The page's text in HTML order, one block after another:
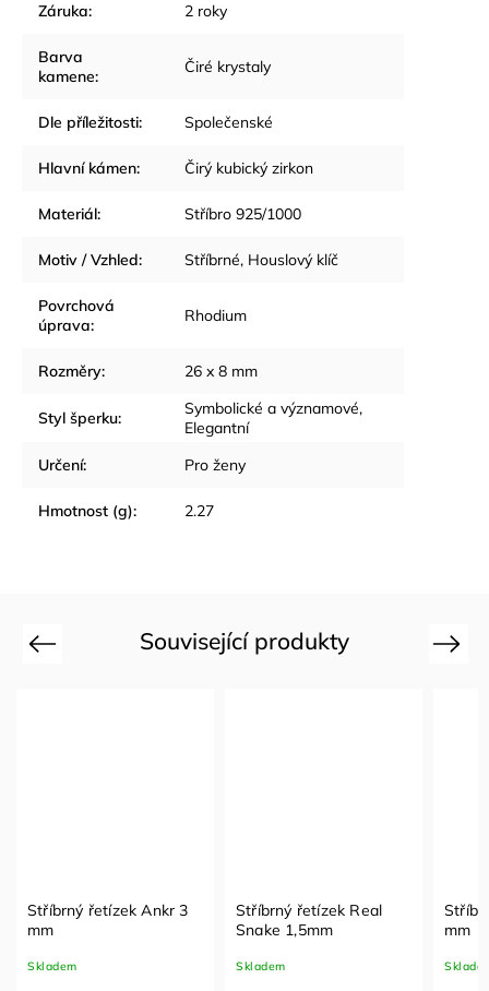
Záruka: 2 roky
Barva
kamene: Čiré krystaly
Dle příležitosti: Společenské
Hlavní kámen: Čirý kubický zirkon
Materiál: Stříbro 925/1000
Motiv / Vzhled: Stříbrné, Houslový klíč
Povrchová
úprava: Rhodium
Rozměry: 26 x 8 mm
Styl šperku: Symbolické a významové,
Elegantní
Určení: Pro ženy
Hmotnost (g): 2.27
Související produkty
Previous
Stříbrný řetízek Ankr 3
mm
Skladem
Stříbrný řetízek Real
Snake 1,5mm
Skladem
mm
Next